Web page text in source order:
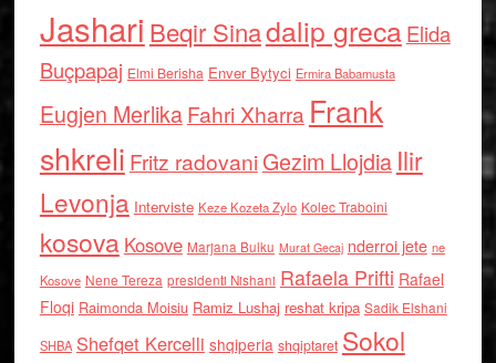
Jashari Beqir Sinadalip grecaElida
Buçpapaj Elmi Berisha Enver Bytyci Ermira Babamusta
Eugjen MerlikaFahri Xharra Frank
shkreli Fritz radovaniGezim Llojdia Ilir
Levonja Interviste Keze Kozeta Zylo Kolec Traboini
kosova Kosove Marjana Bulku Murat Gecaj nderroi jete ne
Kosove Nene Tereza presidenti Nishani Rafaela Prifti Rafael
Floqi Raimonda Moisiu Ramiz Lushaj reshat kripa Sadik Elshani
SHBA Shefqet Kercelli shqiperia shqiptaret Sokol